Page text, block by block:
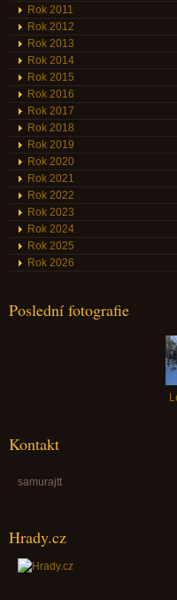
Rok 2011
Rok 2012
Rok 2013
Rok 2014
Rok 2015
Rok 2016
Rok 2017
Rok 2018
Rok 2019
Rok 2020
Rok 2021
Rok 2022
Rok 2023
Rok 2024
Rok 2025
Rok 2026
Poslední fotografie
Kontakt
samurajtt
Hrady.cz